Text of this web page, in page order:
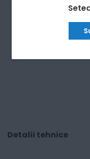
Detalii tehnice